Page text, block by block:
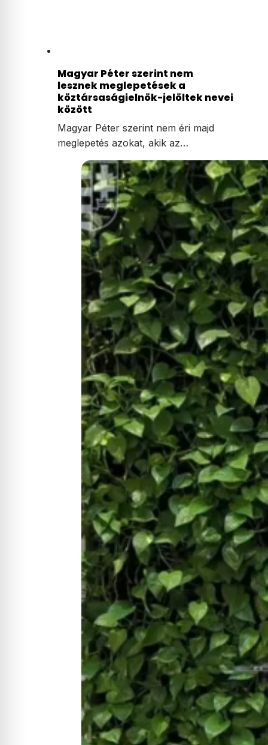
Magyar Péter szerint nem
lesznek meglepetések a
köztársaságielnök-jelöltek nevei
között
Magyar Péter szerint nem éri majd
meglepetés azokat, akik az…